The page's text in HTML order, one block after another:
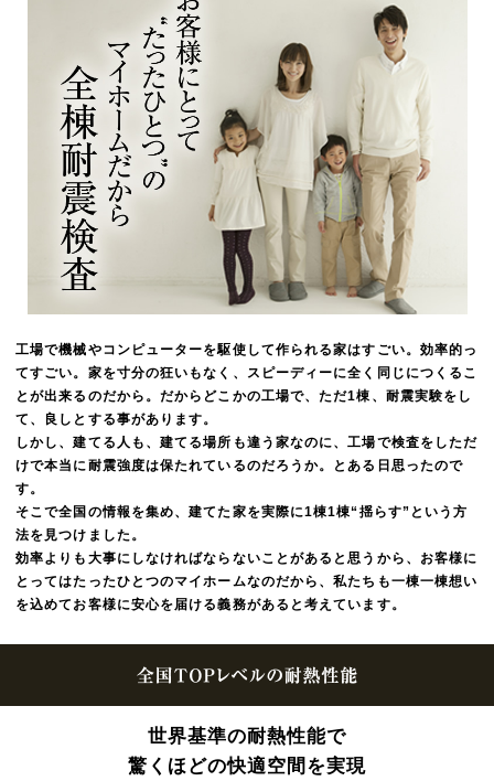
工場で機械やコンピューターを駆使して作られる家はすごい。効率的っ
てすごい。家を寸分の狂いもなく、スピーディーに全く同じにつくるこ
とが出来るのだから。だからどこかの工場で、ただ1棟、耐震実験をし
て、良しとする事があります。
しかし、建てる人も、建てる場所も違う家なのに、工場で検査をしただ
けで本当に耐震強度は保たれているのだろうか。とある日思ったので
す。
そこで全国の情報を集め、建てた家を実際に1棟1棟“揺らす”という方
法を見つけました。
効率よりも大事にしなければならないことがあると思うから、お客様に
とってはたったひとつのマイホームなのだから、私たちも一棟一棟想い
を込めてお客様に安心を届ける義務があると考えています。
世界基準の耐熱性能で
驚くほどの快適空間を実現